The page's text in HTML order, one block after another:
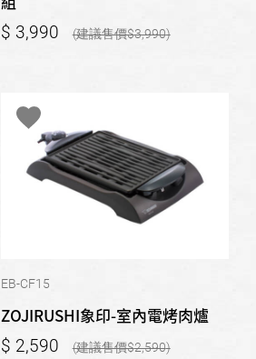
3,990 3,990
EB-CF15
ZOJIRUSHI象印-室內電烤肉爐
2,590 2,590